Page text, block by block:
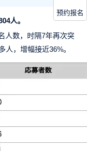
人。
人数，时隔7年再次突
人，增幅接近36%。
预约报名